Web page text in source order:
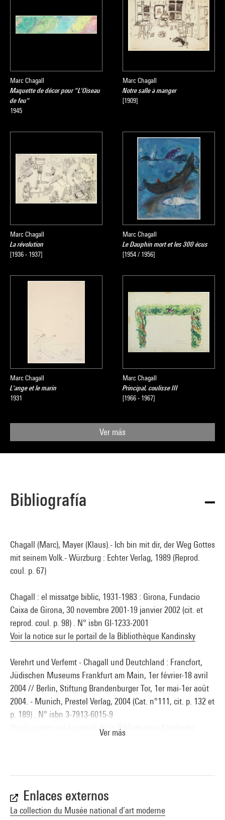
Marc Chagall
Maquette de décor pour "L'Oiseau
de feu"
1945
Marc Chagall
Notre salle à manger
[1909]
Marc Chagall
La révolution
[1936 - 1937]
Marc Chagall
Le Dauphin mort et les 300 écus
[1954 / 1956]
Marc Chagall
L'ange et le marin
1931
Marc Chagall
Principal, coulisse III
[1966 - 1967]
Ver más
Bibliografía
Chagall (Marc), Mayer (Klaus).- Ich bin mit dir, der Weg Gottes
mit seinem Volk.- Würzburg : Echter Verlag, 1989 (Reprod.
coul. p. 67)
Chagall : el missatge biblic, 1931-1983 : Girona, Fundacio
Caixa de Girona, 30 novembre 2001-19 janvier 2002 (cit. et
reprod. coul. p. 98) . N° isbn GI-1233-2001
Voir la notice sur le portail de la Bibliothèque Kandinsky
Verehrt und Verfemt - Chagall und Deutchland : Francfort,
Jüdischen Museums Frankfurt am Main, 1er février-18 avril
2004 // Berlin, Stiftung Brandenburger Tor, 1er mai-1er août
2004. - Munich, Prestel Verlag, 2004 (Cat. n°111, cit. p. 132 et
p. 189) . N° isbn 3-7913-6015-9
Voir la notice sur le portail de la Bibliothèque Kandinsky
Ver más
Enlaces externos
La collection du Musée national d’art moderne